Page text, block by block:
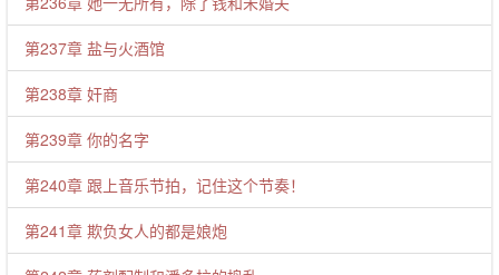
第237章 盐与火酒馆
第238章 奸商
第239章 你的名字
第240章 跟上音乐节拍，记住这个节奏！
第241章 欺负女人的都是娘炮